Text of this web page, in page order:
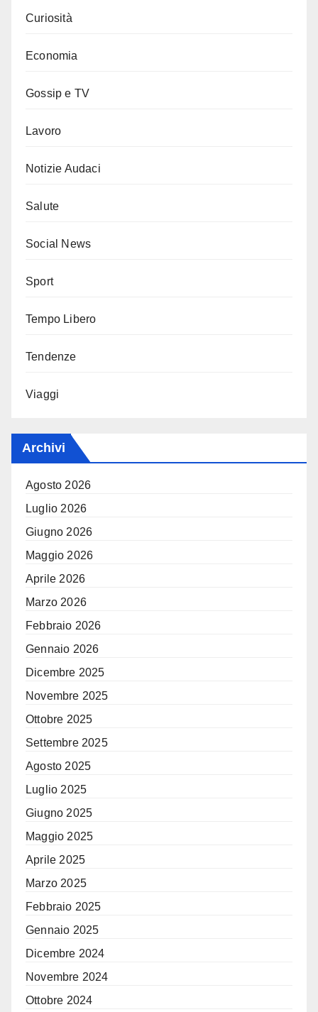
Curiosità
Economia
Gossip e TV
Lavoro
Notizie Audaci
Salute
Social News
Sport
Tempo Libero
Tendenze
Viaggi
Archivi
Agosto 2026
Luglio 2026
Giugno 2026
Maggio 2026
Aprile 2026
Marzo 2026
Febbraio 2026
Gennaio 2026
Dicembre 2025
Novembre 2025
Ottobre 2025
Settembre 2025
Agosto 2025
Luglio 2025
Giugno 2025
Maggio 2025
Aprile 2025
Marzo 2025
Febbraio 2025
Gennaio 2025
Dicembre 2024
Novembre 2024
Ottobre 2024